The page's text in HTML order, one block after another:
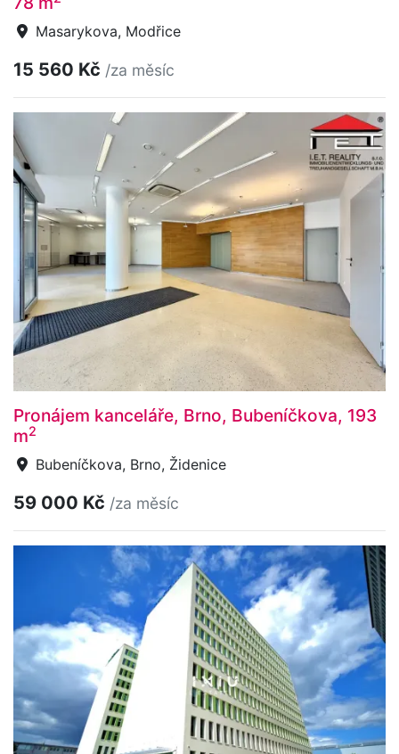
Masarykova, Modřice
15 560 Kč /za měsíc
Pronájem kanceláře, Brno, Bubeníčkova, 193
m2
Bubeníčkova, Brno, Židenice
59 000 Kč /za měsíc